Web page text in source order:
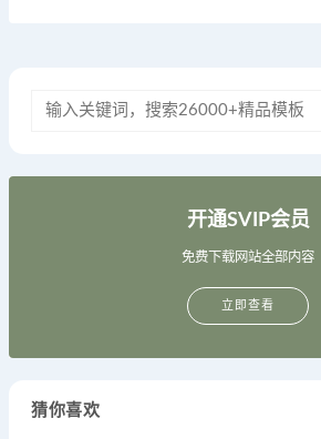
开通SVIP会员
免费下载网站全部内容
立即查看
猜你喜欢